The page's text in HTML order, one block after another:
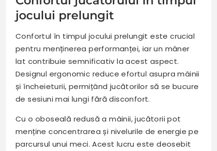
jocului prelungit
Confortul în timpul jocului prelungit este crucial
pentru menținerea performanței, iar un mâner
lat contribuie semnificativ la acest aspect.
Designul ergonomic reduce efortul asupra mâinii
și încheieturii, permițând jucătorilor să se bucure
de sesiuni mai lungi fără disconfort.
Cu o oboseală redusă a mâinii, jucătorii pot
menține concentrarea și nivelurile de energie pe
parcursul unui meci. Acest lucru este deosebit